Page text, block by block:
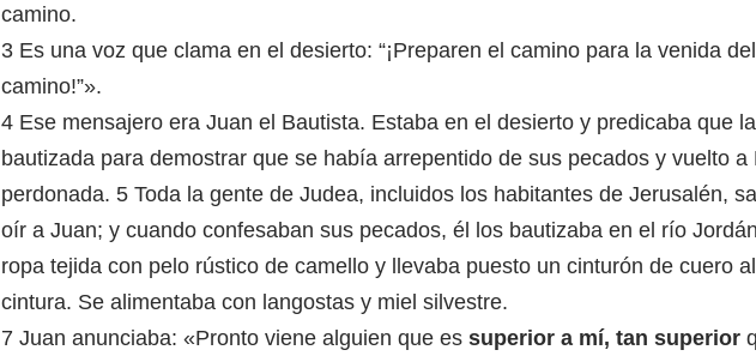
camino.
3 Es una voz que clama en el desierto: “¡Preparen el camino para la venida
camino!”».
4 Ese mensajero era Juan el Bautista. Estaba en el desierto y predicaba que
bautizada para demostrar que se había arrepentido de sus pecados y vuelto a
perdonada. 5 Toda la gente de Judea, incluidos los habitantes de Jerusalén,
oír a Juan; y cuando confesaban sus pecados, él los bautizaba en el río
ropa tejida con pelo rústico de camello y llevaba puesto un cinturón de cuero
cintura. Se alimentaba con langostas y miel silvestre.
7 Juan anunciaba: «Pronto viene alguien que es superior a mí, tan superior